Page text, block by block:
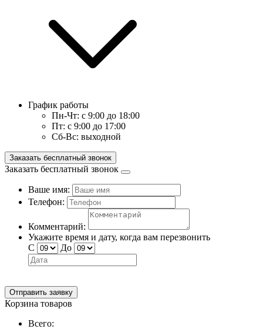
График работы
Пн-Чт: с 9:00 до 18:00
Пт: с 9:00 до 17:00
Сб-Вс: выходной
Заказать бесплатный звонок
Заказать бесплатный звонок
Ваше имя:
Телефон:
Комментарий:
Укажите время и дату, когда вам перезвонить
С
До
Отправить заявку
Корзина товаров
Всего: